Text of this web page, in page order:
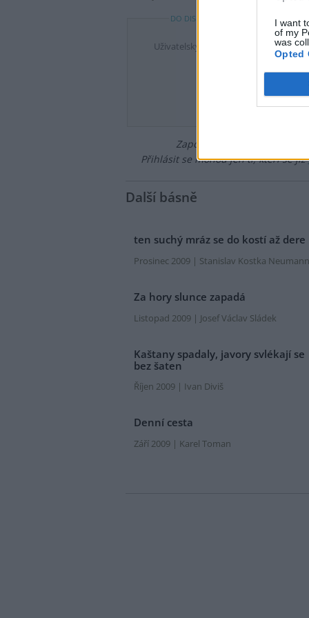
I want
of my
was
Opted
DO DISKUZE SE MŮŽETE ZAPOJIT PO
Uživatelský e-mail
Zapomněli jste heslo?
Přihlásit se mohou jen ti, kteří se již
Další básně
ten suchý mráz se do kostí až dere
Prosinec 2009 | Stanislav Kostka Neumann
Za hory slunce zapadá
Listopad 2009 | Josef Václav Sládek
Kaštany spadaly, javory svlékají se
bez šaten
Říjen 2009 | Ivan Diviš
Denní cesta
Září 2009 | Karel Toman